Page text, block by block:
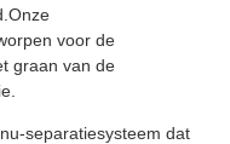
voor de
graan van de
separatiesysteem dat